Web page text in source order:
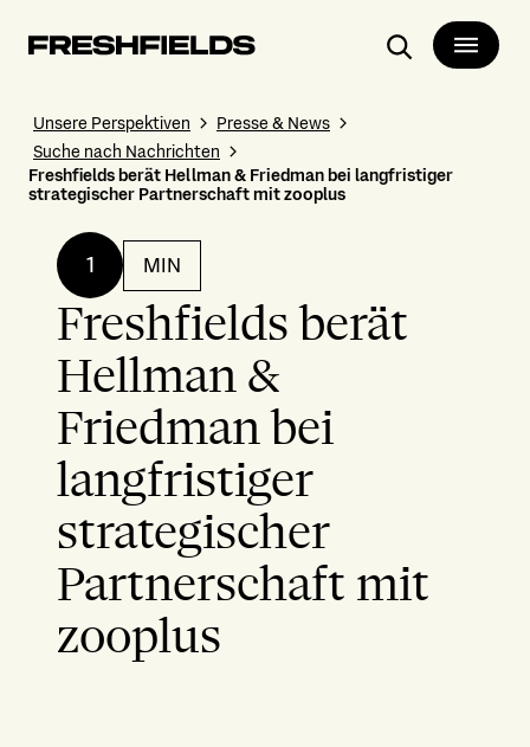
Suchen
Unsere Perspektiven
Presse & News
Suche nach Nachrichten
Freshfields berät Hellman & Friedman bei langfristiger
strategischer Partnerschaft mit zooplus
1 MIN
Freshfields berät
Hellman &
Friedman bei
langfristiger
strategischer
Partnerschaft mit
zooplus